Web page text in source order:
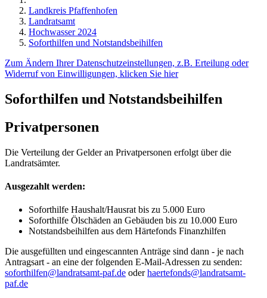
Landkreis Pfaffenhofen
Landratsamt
Hochwasser 2024
Soforthilfen und Notstandsbeihilfen
Zum Ändern Ihrer Datenschutzeinstellungen, z.B. Erteilung oder
Widerruf von Einwilligungen, klicken Sie hier
Soforthilfen und Notstandsbeihilfen
Privatpersonen
Die Verteilung der Gelder an Privatpersonen erfolgt über die
Landratsämter.
Ausgezahlt werden:
Soforthilfe Haushalt/Hausrat bis zu 5.000 Euro
Soforthilfe Ölschäden an Gebäuden bis zu 10.000 Euro
Notstandsbeihilfen aus dem Härtefonds Finanzhilfen
Die ausgefüllten und eingescannten Anträge sind dann - je nach
Antragsart - an eine der folgenden E-Mail-Adressen zu senden:
soforthilfen@landratsamt-paf.de oderhaertefonds@landratsamt-
paf.de